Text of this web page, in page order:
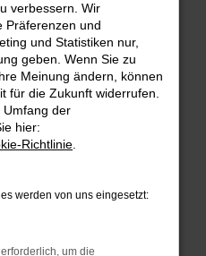
Error
aufgetreten.
dir helfen können:
und deine
zum Beispiel deine
Seiten
verbessern. Wir
Präferenzen und
und Statistiken nur,
geben. Wenn Sie zu
Meinung ändern, können
für die Zukunft widerrufen.
Umfang der
hier:
Richtlinie
werden von uns eingesetzt:
um die